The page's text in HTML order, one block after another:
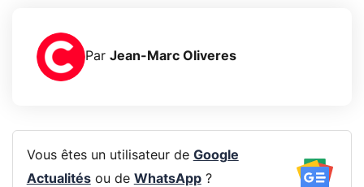
Par Jean-Marc Oliveres
Vous êtes un utilisateur de Google
Actualitésou de WhatsApp?